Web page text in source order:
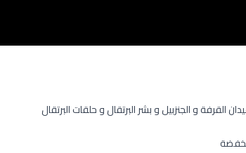
القرفة و الجنزبيل و بشر البرتقال و حلقات البرتقال